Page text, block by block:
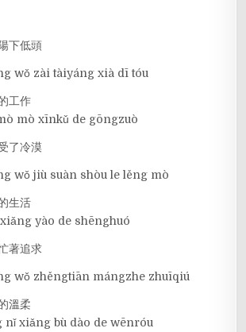
下低頭
wǒ zài tàiyáng xià dī tóu
工作
mò xīnkǔ de gōngzuò
了冷漠
wǒ jiù suàn shòu le lěng mò
生活
yào de shēnghuó
著追求
wǒ zhěngtiān mángzhe zhuīqiú
溫柔
xiǎng bù dào de wēnróu